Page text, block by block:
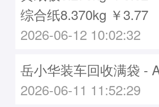
综合纸8.370kg ￥3.77
2026-06-12 10:02:32
岳小华装车回收满袋 -
2026-06-11 11:52:29